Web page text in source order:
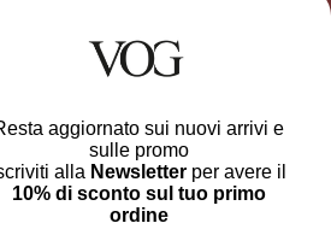
aggiornato sui nuovi arrivi e
sulle promo
alla Newsletter per avere il
10% di sconto sul tuo primo
ordine